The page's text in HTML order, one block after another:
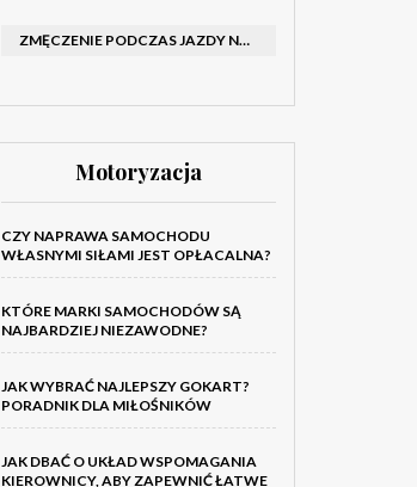
ZMĘCZENIE PODCZAS JAZDY NOCĄ – PO JAKICH SYGNAŁACH ROZPOZNAĆ SENNOŚĆ ZA KIEROWNICĄ I KIEDY ZROBIĆ PRZERWĘ
Motoryzacja
CZY NAPRAWA SAMOCHODU
WŁASNYMI SIŁAMI JEST OPŁACALNA?
KTÓRE MARKI SAMOCHODÓW SĄ
NAJBARDZIEJ NIEZAWODNE?
JAK WYBRAĆ NAJLEPSZY GOKART?
PORADNIK DLA MIŁOŚNIKÓW
JAK DBAĆ O UKŁAD WSPOMAGANIA
KIEROWNICY, ABY ZAPEWNIĆ ŁATWE